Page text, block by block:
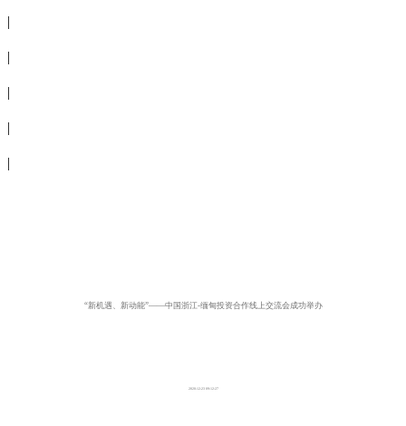
|
|
|
|
|
“新机遇、新动能”——中国浙江-缅甸投资合作线上交流会成功举办
2020-12-23 09:12:27